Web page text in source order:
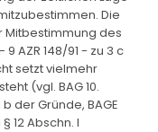
Die
Mitbestimmung des
AZR 148/91 - zu 3 c
setzt vielmehr
(vgl. BAG 10.
b der Gründe, BAGE
12 Abschn. I